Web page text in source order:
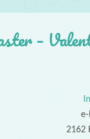
–
2162